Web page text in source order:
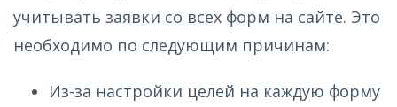
учитывать заявки со всех форм на сайте. Это
необходимо по следующим причинам:
Из-за настройки целей на каждую форму